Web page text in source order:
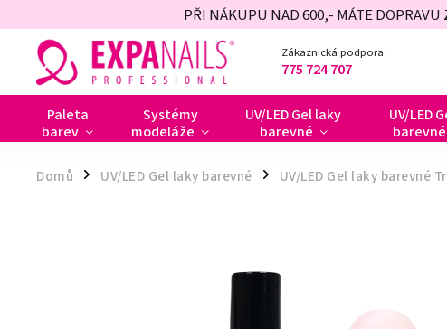
PŘI NÁKUPU NAD 600,- MÁTE
Zákaznická podpora:
775 724 707
Paleta
barev
Systémy
modeláže
UV/LED Gel laky
barevné
UV/LED
barevné
Domů / UV/LED Gel laky barevné / UV/LED Gel laky barevné